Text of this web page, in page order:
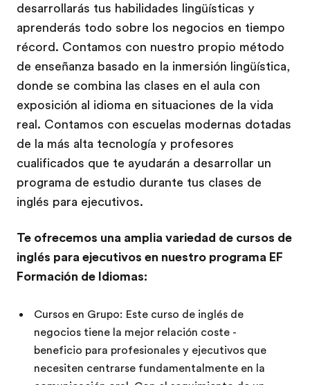
desarrollarás tus habilidades lingüísticas y
aprenderás todo sobre los negocios en tiempo
récord. Contamos con nuestro propio método
de enseñanza basado en la inmersión lingüística,
donde se combina las clases en el aula con
exposición al idioma en situaciones de la vida
real. Contamos con escuelas modernas dotadas
de la más alta tecnología y profesores
cualificados que te ayudarán a desarrollar un
programa de estudio durante tus clases de
inglés para ejecutivos.
Te ofrecemos una amplia variedad de cursos de
inglés para ejecutivos en nuestro programa EF
Formación de Idiomas:
Cursos en Grupo: Este curso de inglés de
negocios tiene la mejor relación coste -
beneficio para profesionales y ejecutivos que
necesiten centrarse fundamentalmente en la